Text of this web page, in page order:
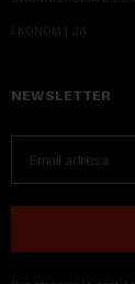
EKONOM I JA
NEWSLETTER